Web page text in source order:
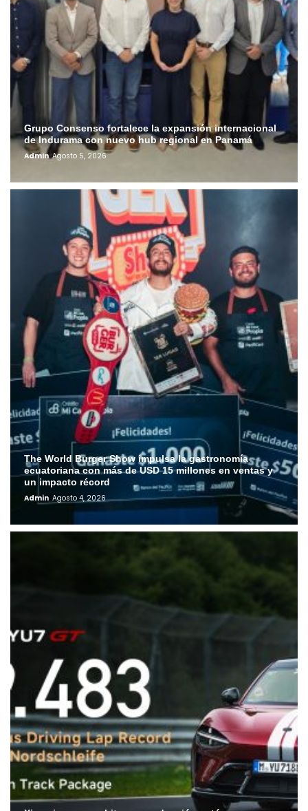
Grupo Consenso fortalece la expansión internacional
de Indurama con nuevo hub regional en Panamá
Admin Agosto 5, 2026
The World Burger Show impulsa la gastronomía
ecuatoriana con más de USD 15 millones en ventas y
un impacto récord
Admin Agosto 4, 2026